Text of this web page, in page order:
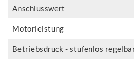
Anschlusswert
Motorleistung
Betriebsdruck - stufenlos